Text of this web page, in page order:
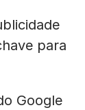
para
Google